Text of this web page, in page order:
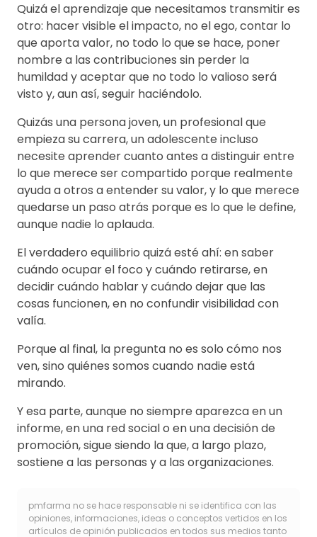
Quizá el aprendizaje que necesitamos transmitir es
otro: hacer visible el impacto, no el ego, contar lo
que aporta valor, no todo lo que se hace, poner
nombre a las contribuciones sin perder la
humildad y aceptar que no todo lo valioso será
visto y, aun así, seguir haciéndolo.
Quizás una persona joven, un profesional que
empieza su carrera, un adolescente incluso
necesite aprender cuanto antes a distinguir entre
lo que merece ser compartido porque realmente
ayuda a otros a entender su valor, y lo que merece
quedarse un paso atrás porque es lo que le define,
aunque nadie lo aplauda.
El verdadero equilibrio quizá esté ahí: en saber
cuándo ocupar el foco y cuándo retirarse, en
decidir cuándo hablar y cuándo dejar que las
cosas funcionen, en no confundir visibilidad con
valía.
Porque al final, la pregunta no es solo cómo nos
ven, sino quiénes somos cuando nadie está
mirando.
Y esa parte, aunque no siempre aparezca en un
informe, en una red social o en una decisión de
promoción, sigue siendo la que, a largo plazo,
sostiene a las personas y a las organizaciones.
pmfarma no se hace responsable ni se identifica con las
opiniones, informaciones, ideas o conceptos vertidos en los
artículos de opinión publicados en todos sus medios tanto